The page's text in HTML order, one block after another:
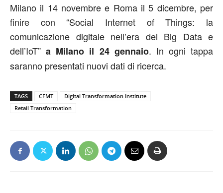
Milano il 14 novembre e Roma il 5 dicembre, per
finire con “Social Internet of Things: la
comunicazione digitale nell’era dei Big Data e
dell’IoT”a Milano il 24 gennaio. In ogni tappa
saranno presentati nuovi dati di ricerca.
TAGS CFMT
Digital Transformation Institute
Retail Transformation